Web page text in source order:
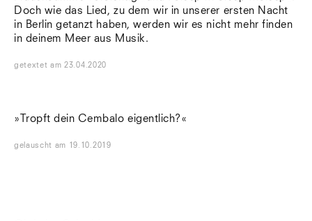
Doch wie das Lied, zu dem wir in unserer ersten Nacht
in Berlin getanzt haben, werden wir es nicht mehr finden
in deinem Meer aus Musik.
getextet am23.04.2020
»Tropft dein Cembalo eigentlich?«
gelauscht am 19.10.2019